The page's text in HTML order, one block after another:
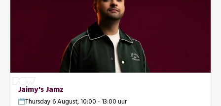
Jaimy's Jamz
Thursday 6 August, 10:00 - 13:00 uur